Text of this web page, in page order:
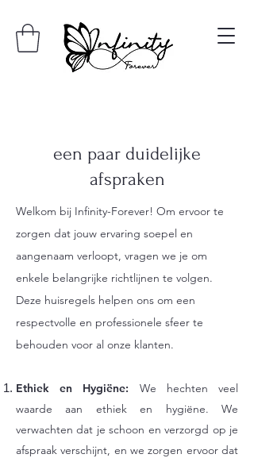
een paar duidelijke
afspraken
​Welkom bij Infinity-Forever! Om ervoor te
zorgen dat jouw ervaring soepel en
aangenaam verloopt, vragen we je om
enkele belangrijke richtlijnen te volgen.
Deze huisregels helpen ons om een
respectvolle en professionele sfeer te
behouden voor al onze klanten.
Ethiek en Hygiëne:
We hechten veel
waarde aan ethiek en hygiëne. We
verwachten dat je schoon en verzorgd op je
afspraak verschijnt, en we zorgen ervoor dat